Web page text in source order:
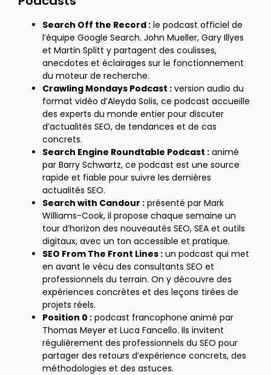
Search Off the Record : le podcast officiel de
l’équipe Google Search. John Mueller, Gary Illyes
et Martin Splitt y partagent des coulisses,
anecdotes et éclairages sur le fonctionnement
du moteur de recherche.
Crawling Mondays Podcast : version audio du
format vidéo d’Aleyda Solis, ce podcast accueille
des experts du monde entier pour discuter
d’actualités SEO, de tendances et de cas
concrets.
Search Engine Roundtable Podcast : animé
par Barry Schwartz, ce podcast est une source
rapide et fiable pour suivre les dernières
actualités SEO.
Search with Candour : présenté par Mark
Williams-Cook, il propose chaque semaine un
tour d’horizon des nouveautés SEO, SEA et outils
digitaux, avec un ton accessible et pratique.
SEO From The Front Lines : un podcast qui met
en avant le vécu des consultants SEO et
professionnels du terrain. On y découvre des
expériences concrètes et des leçons tirées de
projets réels.
Position 0 : podcast francophone animé par
Thomas Meyer et Luca Fancello. Ils invitent
régulièrement des professionnels du SEO pour
partager des retours d’expérience concrets, des
méthodologies et des astuces.